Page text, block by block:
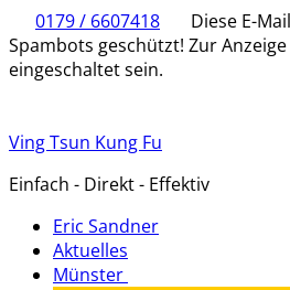
0179 / 6607418
Diese E-
Spambots geschützt! Zur
eingeschaltet sein.
Ving Tsun Kung Fu
Einfach - Direkt - Effektiv
Eric Sandner
Aktuelles
Münster